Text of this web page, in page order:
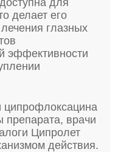
для
делает его
глазных
эффективности
ципрофлоксацина
препарата, врачи
Ципролет
действия.